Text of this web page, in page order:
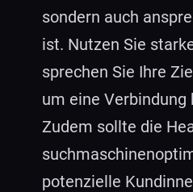
sondern auch
ist. Nutzen Sie
sprechen Sie Ihre
um eine Verbindung
Zudem sollte die
potenzielle